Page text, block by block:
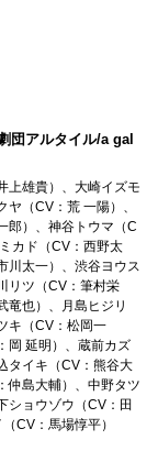
団アルタイル/a gal
上雄貴）、大崎イズモ
ヤ（CV：荒 一陽）、
郎）、神谷トウマ（C
カド（CV：西野太
川太一）、渋谷ヨウス
リツ（CV：筆村栄
竜也）、月島ヒジリ
キ（CV：松岡一
岡 延明）、蔵前カズ
タイキ（CV：熊谷大
仲島大輔）、中野タツ
ショウゾウ（CV：田
CV：馬場惇平）